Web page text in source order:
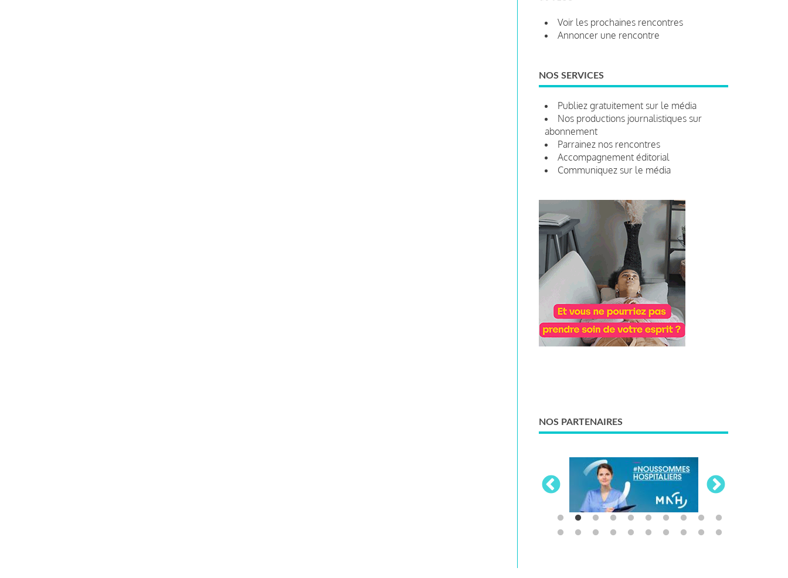
Voir les prochaines rencontres
Annoncer une rencontre
NOS SERVICES
Publiez gratuitement sur le média
Nos productions journalistiques sur
abonnement
Parrainez nos rencontres
Accompagnement éditorial
Communiquez sur le média
NOS PARTENAIRES